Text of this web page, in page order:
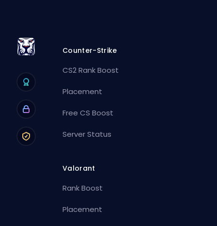
Counter-Strike
CS2 Rank Boost
Placement
Free CS Boost
Server Status
Valorant
Rank Boost
Placement